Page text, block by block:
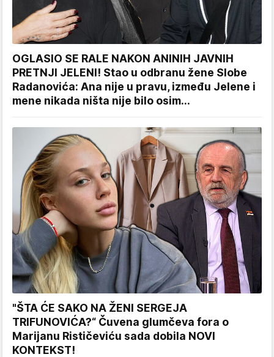
OGLASIO SE RALE NAKON ANINIH JAVNIH
PRETNJI JELENI! Stao u odbranu žene Slobe
Radanovića: Ana nije u pravu, između Jelene i
mene nikada ništa nije bilo osim...
"ŠTA ĆE SAKO NA ŽENI SERGEJA
TRIFUNOVIĆA?“ Čuvena glumčeva fora o
Marijanu Rističeviću sada dobila NOVI
KONTEKST!